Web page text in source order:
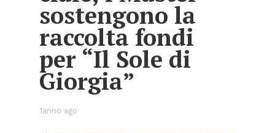
so­sten­go­no la
rac­col­ta fon­di
per “Il Sole di
Gior­gia”
1anno ago